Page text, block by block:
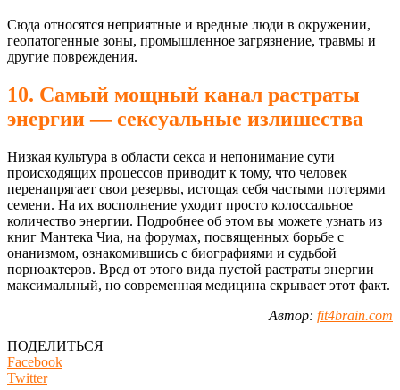
Сюда относятся неприятные и вредные люди в окружении,
геопатогенные зоны, промышленное загрязнение, травмы и
другие повреждения.
10. Самый мощный канал растраты
энергии — сексуальные излишества
Низкая культура в области секса и непонимание сути
происходящих процессов приводит к тому, что человек
перенапрягает свои резервы, истощая себя частыми потерями
семени. На их восполнение уходит просто колоссальное
количество энергии. Подробнее об этом вы можете узнать из
книг Мантека Чиа, на форумах, посвященных борьбе с
онанизмом, ознакомившись с биографиями и судьбой
пoрноактеров. Вред от этого вида пустой растраты энергии
максимальный, но современная медицина скрывает этот факт.
Автор: fit4brain.com
ПОДЕЛИТЬСЯ
Facebook
Twitter